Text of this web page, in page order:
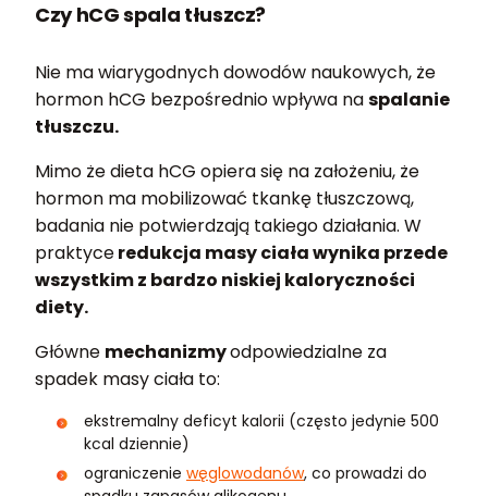
Czy hCG spala tłuszcz?
Nie ma wiarygodnych dowodów naukowych, że
hormon hCG bezpośrednio wpływa naspalanie
tłuszczu.
Mimo że dieta hCG opiera się na założeniu, że
hormon ma mobilizować tkankę tłuszczową,
badania nie potwierdzają takiego działania. W
praktyceredukcja masy ciała wynika przede
wszystkim z bardzo niskiej kaloryczności
diety.
Główne mechanizmyodpowiedzialne za
spadek masy ciała to:
ekstremalny deficyt kalorii (często jedynie 500
kcal dziennie)
ograniczenie węglowodanów, co prowadzi do